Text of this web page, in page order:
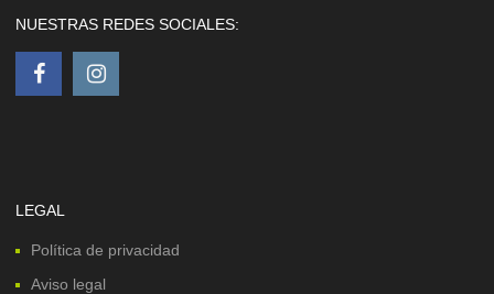
NUESTRAS REDES SOCIALES:
LEGAL
Política de privacidad
Aviso legal